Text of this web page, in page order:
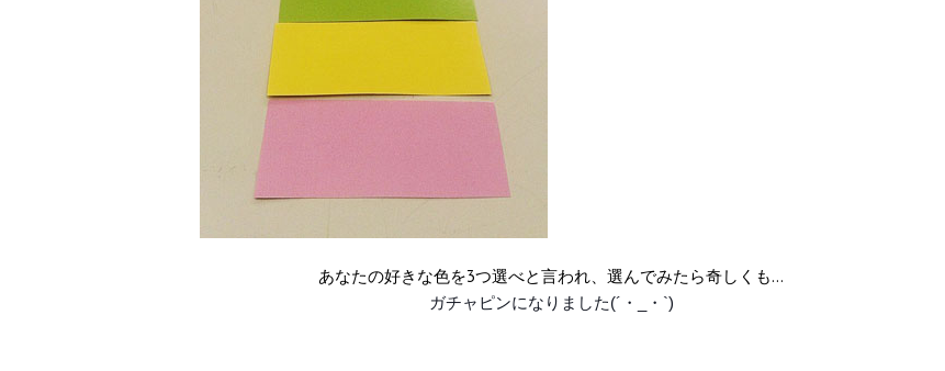
あなたの好きな色を3つ選べと言われ、選んでみたら奇し くも…
ガチャピンになりました(´・_・`)